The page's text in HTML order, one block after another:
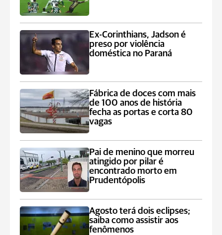
Ex-Corinthians, Jadson é
preso por violência
doméstica no Paraná
Fábrica de doces com mais
de 100 anos de história
fecha as portas e corta 80
vagas
Pai de menino que morreu
atingido por pilar é
encontrado morto em
Prudentópolis
Agosto terá dois eclipses;
saiba como assistir aos
fenômenos